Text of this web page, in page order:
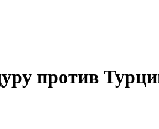
против